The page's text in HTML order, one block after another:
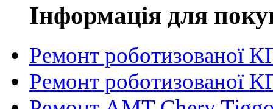
Інформація для
Ремонт роботизованої
Ремонт роботизованої